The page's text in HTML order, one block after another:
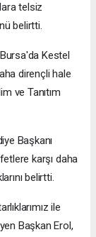
telsiz
belirtti.
Kestel
dirençli hale
ve Tanıtım
Başkanı
karşı daha
belirtti.
ile
Başkan Erol,